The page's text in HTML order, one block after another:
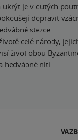
je v dutých
dopravit
stezce.
celé národy,
život obou
niti...